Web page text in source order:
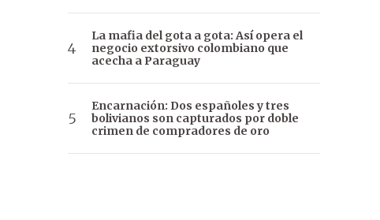
La mafia del gota a gota: Así opera el
negocio extorsivo colombiano que
acecha a Paraguay
Encarnación: Dos españoles y tres
bolivianos son capturados por doble
crimen de compradores de oro